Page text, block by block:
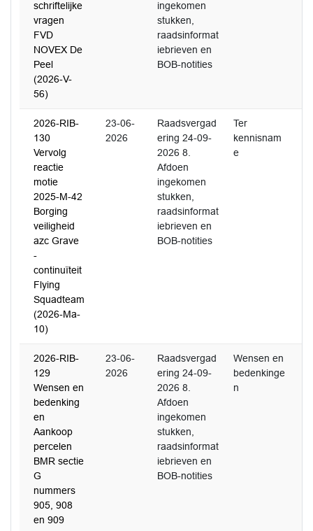
schriftelijke
vragen
FVD
NOVEX De
Peel
(2026-V-
56)
ingekomen
stukken,
raadsinformat
iebrieven en
BOB-notities
2026-RIB-
130
Vervolg
reactie
motie
2025-M-42
Borging
veiligheid
azc Grave
-
continuïteit
Flying
Squadteam
(2026-Ma-
10)
23-06-
2026
Raadsvergad
ering 24-09-
2026 8.
Afdoen
ingekomen
stukken,
raadsinformat
iebrieven en
BOB-notities
Ter
kennisnam
e
2026-RIB-
129
Wensen en
bedenking
en
Aankoop
percelen
BMR sectie
G
nummers
905, 908
en 909
23-06-
2026
Raadsvergad
ering 24-09-
2026 8.
Afdoen
ingekomen
stukken,
raadsinformat
iebrieven en
BOB-notities
Wensen en
bedenkinge
n